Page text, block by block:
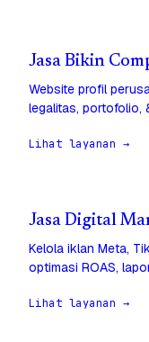
Jasa Bikin
Website profil
legalitas, portofolio,
Lihat layanan →
Jasa Digital
Kelola iklan Meta,
optimasi ROAS,
Lihat layanan →